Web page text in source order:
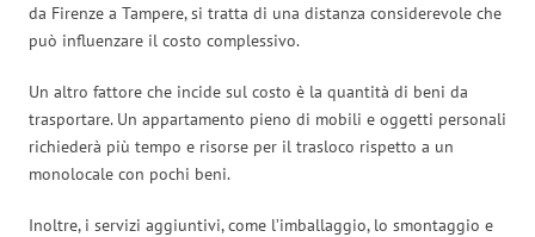
da Firenze a Tampere, si tratta di una distanza considerevole che
può influenzare il costo complessivo.
Un altro fattore che incide sul costo è la quantità di beni da
trasportare. Un appartamento pieno di mobili e oggetti personali
richiederà più tempo e risorse per il trasloco rispetto a un
monolocale con pochi beni.
Inoltre, i servizi aggiuntivi, come l’imballaggio, lo smontaggio e